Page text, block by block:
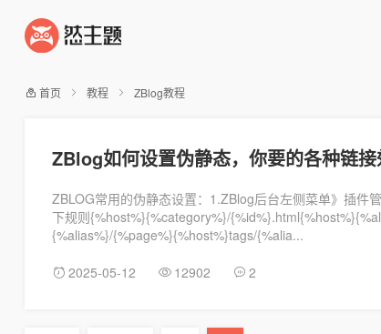
首页 教程 ZBlog教程
ZBlog如何设置伪静态，你要的各种链
ZBLOG常用的伪静态设置：1.ZBlog后台左侧菜单》插件
下规则{%host%}{%category%}/
{%alias%}/{%page%}{%host%}tags/{%alia...
2025-05-12 12902 2